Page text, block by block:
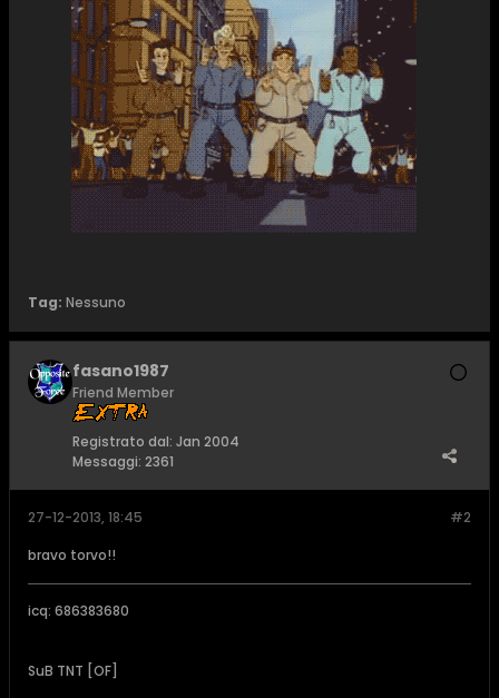
Tag: Nessuno
fasano1987
Friend Member
Registrato dal: Jan 2004
Messaggi: 2361
#2
27-12-2013, 18:45
bravo torvo!!
icq: 686383680
SuB TNT [OF]